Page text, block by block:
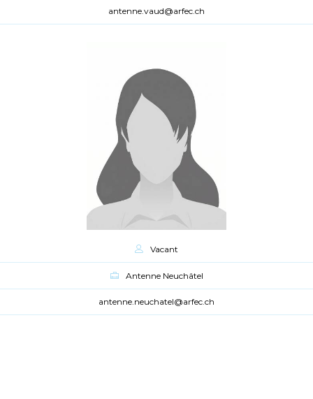
antenne.vaud@arfec.ch
Vacant
Antenne Neuchâtel
antenne.neuchatel@arfec.ch